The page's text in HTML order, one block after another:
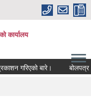
कार्यालय
गरिएको बारे। बोलपत्र